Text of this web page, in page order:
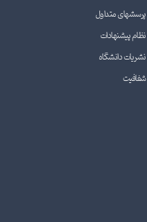
پرسشهای متداول
نظام پیشنهادات
نشریات دانشگاه
شفافیت